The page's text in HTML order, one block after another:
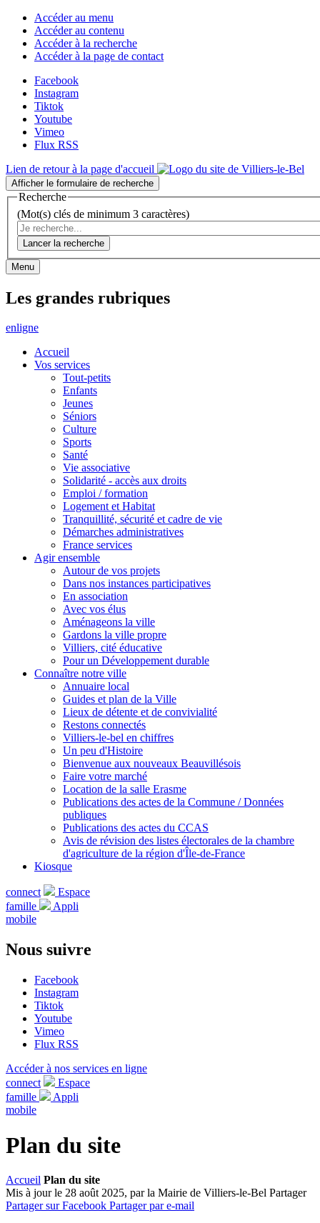
Accéder au menu
Accéder au contenu
Accéder à la recherche
Accéder à la page de contact
Facebook
Instagram
Tiktok
Youtube
Vimeo
Flux RSS
Lien de retour à la page d'accueil
Afficher le formulaire de recherche
Recherche
(Mot(s) clés de minimum 3 caractères)
Lancer la recherche
Menu
Les grandes rubriques
enligne
Accueil
Vos services
Tout-petits
Enfants
Jeunes
Séniors
Culture
Sports
Santé
Vie associative
Solidarité - accès aux droits
Emploi / formation
Logement et Habitat
Tranquillité, sécurité et cadre de vie
Démarches administratives
France services
Agir ensemble
Autour de vos projets
Dans nos instances participatives
En association
Avec vos élus
Aménageons la ville
Gardons la ville propre
Villiers, cité éducative
Pour un Développement durable
Connaître notre ville
Annuaire local
Guides et plan de la Ville
Lieux de détente et de convivialité
Restons connectés
Villiers-le-bel en chiffres
Un peu d'Histoire
Bienvenue aux nouveaux Beauvillésois
Faire votre marché
Location de la salle Erasme
Publications des actes de la Commune / Données
publiques
Publications des actes du CCAS
Avis de révision des listes électorales de la chambre
d'agriculture de la région d'Île-de-France
Kiosque
connect
Espace
famille
Appli
mobile
Nous suivre
Facebook
Instagram
Tiktok
Youtube
Vimeo
Flux RSS
Accéder à nos services en ligne
connect
Espace
famille
Appli
mobile
Plan du site
Accueil Plan du site
Mis à jour le 28 août 2025, par la Mairie de Villiers-le-Bel Partager
Partager sur Facebook Partager par e-mail